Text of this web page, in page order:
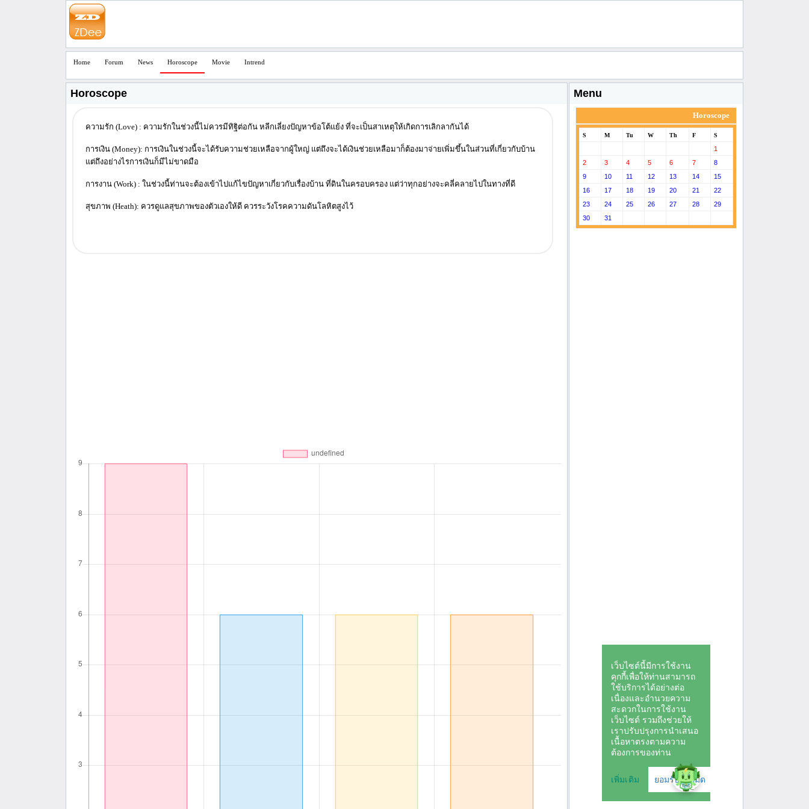
Home Forum News Horoscope Movie Intrend
Menu
Horoscope
S M Tu W Th F S
1
2
3 4 5 6 7
8
9
10 11 12 13 14
15
16
17 18 19 20 21
22
23
24 25 26 27 28
29
30
31
Horoscope
ความรัก (Love) : ความรักในช่วงนี้ไม่ควรมีทิฐิต่อกัน หลีกเลี่ยงปัญหาข้อโต้แย้ง ที่จะเป็นสาเหตุให้เกิดการเลิกลากันได้
การเงิน (Money): การเงินในช่วงนี้จะได้รับความช่วยเหลือจากผู้ใหญ่ แต่ถึงจะได้เงินช่วยเหลือมาก็ต้องมาจ่ายเพิ่มขึ้นในส่วนที่เกี่ยวกับบ้าน
แต่ถึงอย่างไรการเงินก็มีไม่ขาดมือ
การงาน (Work) : ในช่วงนี้ท่านจะต้องเข้าไปแก้ไขปัญหาเกี่ยวกับเรื่องบ้าน ที่ดินในครอบครอง แต่ว่าทุกอย่างจะคลี่คลายไปในทางที่ดี
สุขภาพ (Heath): ควรดูแลสุขภาพของตัวเองให้ดี ควรระวังโรคความดันโลหิตสูงไว้